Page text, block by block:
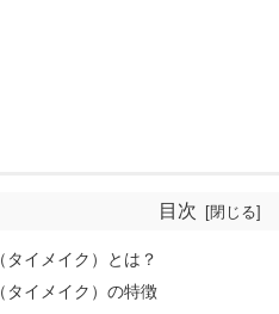
目次
タイメイク）とは？
タイメイク）の特徴